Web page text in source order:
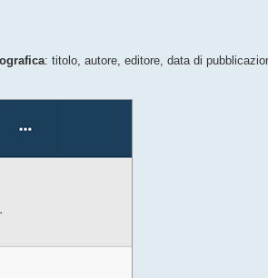
: titolo, autore, editore, data di